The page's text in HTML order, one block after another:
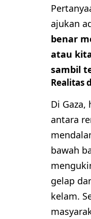
ajukan
benar
atau
sambil
Realitas
Di
antara
bawah
gelap
kelam.